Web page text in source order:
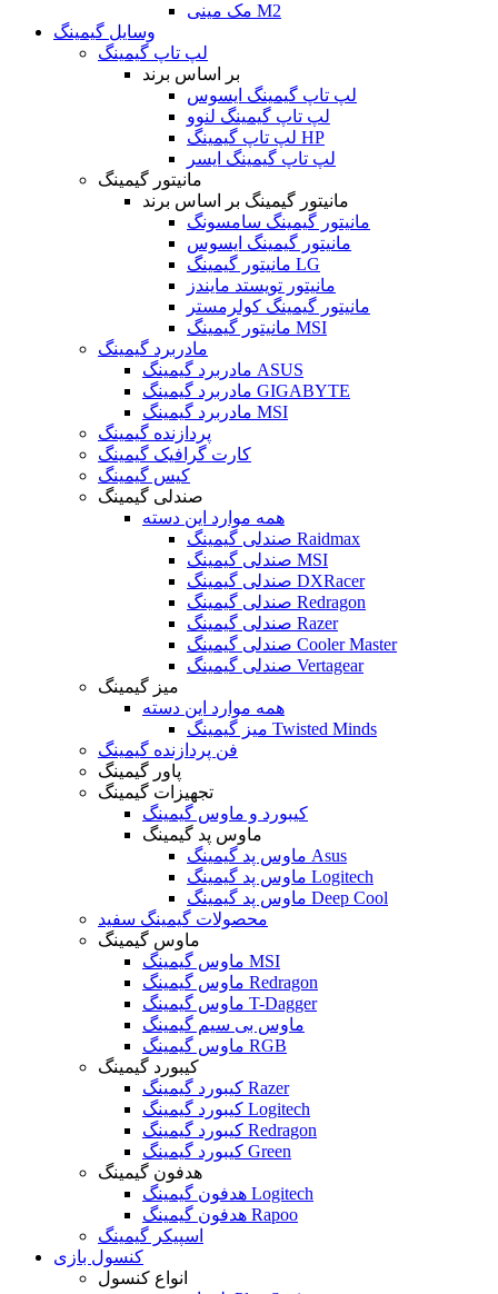
مک مینی M2
وسایل گیمینگ
لپ تاپ گیمینگ
بر اساس برند
لپ تاپ گیمینگ ایسوس
لپ تاپ گیمینگ لنوو
لپ تاپ گیمینگ HP
لپ تاپ گیمینگ ایسر
مانیتور گیمینگ
مانیتور گیمینگ بر اساس برند
مانیتور گیمینگ سامسونگ
مانیتور گیمینگ ایسوس
مانیتور گیمینگ LG
مانیتور تویستد مایندز
مانیتور گیمینگ کولرمستر
مانیتور گیمینگ MSI
مادربرد گیمینگ
مادربرد گیمینگ ASUS
مادربرد گیمینگ GIGABYTE
مادربرد گیمینگ MSI
پردازنده گیمینگ
کارت گرافیک گیمینگ
کیس گیمینگ
صندلی گیمینگ
همه موارد این دسته
صندلی گیمینگ Raidmax
صندلی گیمینگ MSI
صندلی گیمینگ DXRacer
صندلی گیمینگ Redragon
صندلی گیمینگ Razer
صندلی گیمینگ Cooler Master
صندلی گیمینگ Vertagear
میز گیمینگ
همه موارد این دسته
میز گیمینگ Twisted Minds
فن پردازنده گیمینگ
پاور گیمینگ
تجهیزات گیمینگ
کیبورد و ماوس گیمینگ
ماوس پد گیمینگ
ماوس پد گیمینگ Asus
ماوس پد گیمینگ Logitech
ماوس پد گیمینگ Deep Cool
محصولات گیمینگ سفید
ماوس گیمینگ
ماوس گیمینگ MSI
ماوس گیمینگ Redragon
ماوس گیمینگ T-Dagger
ماوس بی سیم گیمینگ
ماوس گیمینگ RGB
کیبورد گیمینگ
کیبورد گیمینگ Razer
کیبورد گیمینگ Logitech
کیبورد گیمینگ Redragon
کیبورد گیمینگ Green
هدفون گیمینگ
هدفون گیمینگ Logitech
هدفون گیمینگ Rapoo
اسپیکر گیمینگ
کنسول بازی
انواع کنسول